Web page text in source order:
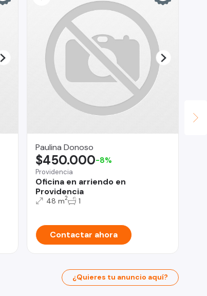
Paulina Donoso
Providencia
Oficina en arriendo en
Providencia
$450.000-8%
48 m2 1
Contactar ahora
¿Quieres tu anuncio aquí?